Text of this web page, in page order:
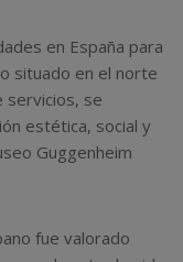
en España para
situado en el norte
servicios, se
estética, social y
Guggenheim
fue valorado